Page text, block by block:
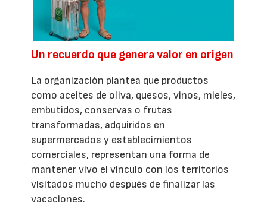
Un recuerdo que genera valor en origen
La organización plantea que productos
como aceites de oliva, quesos, vinos, mieles,
embutidos, conservas o frutas
transformadas, adquiridos en
supermercados y establecimientos
comerciales, representan una forma de
mantener vivo el vínculo con los territorios
visitados mucho después de finalizar las
vacaciones.